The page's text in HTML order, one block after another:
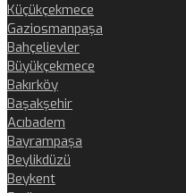
Küçükçekmece
Gaziosmanpaşa
Bahçelievler
Büyükçekmece
Bakırköy
Başakşehir
Acıbadem
Bayrampaşa
Beylikdüzü
Beykent